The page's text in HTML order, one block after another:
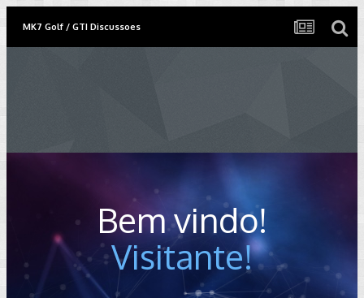
MK7 Golf / GTI Discussoes
Bem vindo!
Visitante!